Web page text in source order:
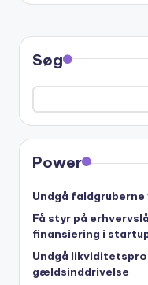
Søg
Power
Undgå
Få styr på
finansiering i
Undgå
gældsinddrivelse